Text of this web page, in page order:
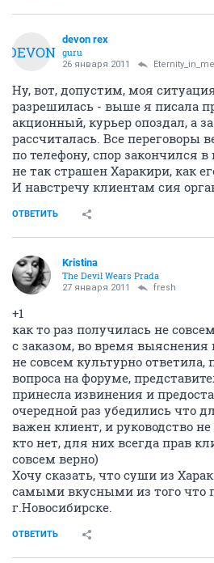
DEVON
devon rex
guru
26 января 2011 Eternity_in_me
Ну, вот, допустим, моя
разрешилась - выше я писала
акционный, курьер опоздал, а
рассчиталась. Все переговоры
по телефону, спор закончился
не так страшен Харакири, как
И навстречу клиентам сия
ОТВЕТИТЬ
Kristina
The Devil Wears Prada
27 января 2011 fresh
+1
как то раз получилась не
с заказом, во время выяснения
не совсем культурно ответила,
вопроса на форуме,
принесла извинения и
очередной раз убедились что
важен клиент, и руководство
кто нет, для них всегда прав
совсем верно)
Хочу сказать, что суши из
самыми вкусными из того что
г.Новосибирске.
ОТВЕТИТЬ